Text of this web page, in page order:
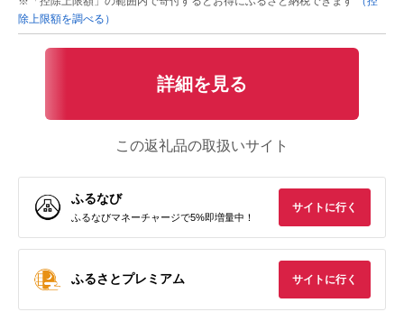
除上限額を調べる）
詳細を見る
この返礼品の取扱いサイト
ふるなび
ふるなびマネーチャージで5%即増量中！
サイトに行く
ふるさとプレミアム サイトに行く